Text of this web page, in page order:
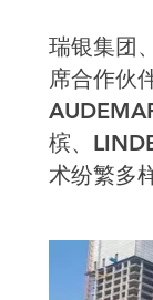
瑞银集团
席合作伙
槟、
术纷繁多